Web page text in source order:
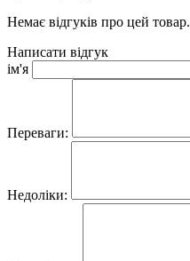
Немає відгуків про цей товар.
Написати відгук
ім'я
Переваги:
Недоліки: